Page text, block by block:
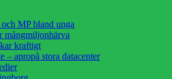
MP bland unga
mångmiljonhärva
kraftigt
– apropå stora datacenter